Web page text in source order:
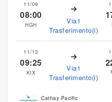
11/09
08:00
HGH
Via1
Trasferimento(i)
11/13
09:25
KIX
Via1
Trasferimento(i)
Cathay Pacific